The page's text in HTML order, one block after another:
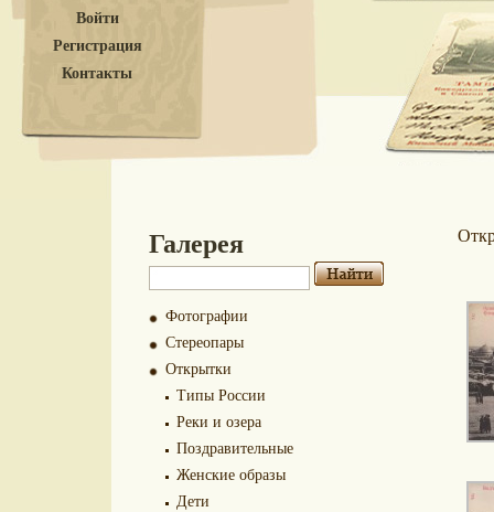
Войти
Регистрация
Контакты
Галерея
Фотографии
Стереопары
Открытки
Типы России
Реки и озера
Поздравительные
Женские образы
Дети